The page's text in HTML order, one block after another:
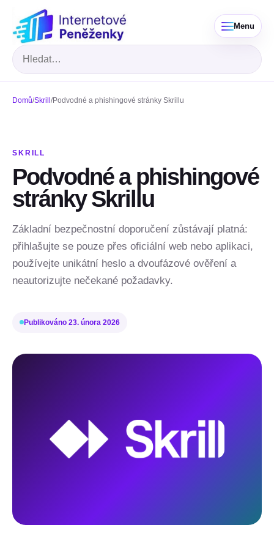
Menu
Hledat
Domů/Skrill /Podvodné a phishingové stránky Skrillu
SKRILL
Podvodné a phishingové
stránky Skrillu
Základní bezpečnostní doporučení zůstávají platná:
přihlašujte se pouze přes oficiální web nebo aplikaci,
používejte unikátní heslo a dvoufázové ověření a
neautorizujte nečekané požadavky.
Publikováno 23. února 2026